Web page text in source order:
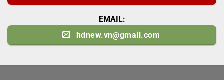
EMAIL:
hdnew.vn@gmail.com